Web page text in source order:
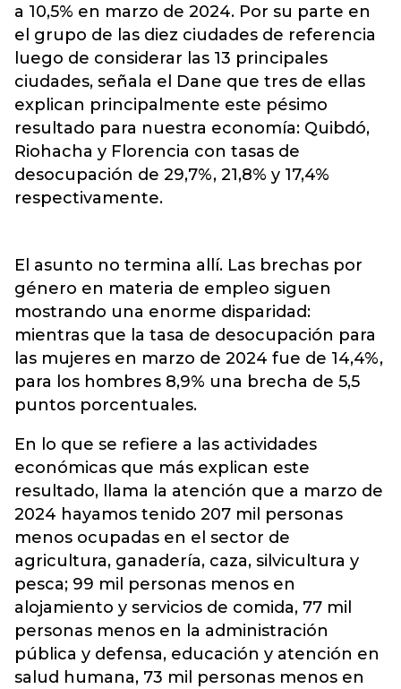
a 10,5% en marzo de 2024. Por su parte en
el grupo de las diez ciudades de referencia
luego de considerar las 13 principales
ciudades, señala el Dane que tres de ellas
explican principalmente este pésimo
resultado para nuestra economía: Quibdó,
Riohacha y Florencia con tasas de
desocupación de 29,7%, 21,8% y 17,4%
respectivamente.
El asunto no termina allí. Las brechas por
género en materia de empleo siguen
mostrando una enorme disparidad:
mientras que la tasa de desocupación para
las mujeres en marzo de 2024 fue de 14,4%,
para los hombres 8,9% una brecha de 5,5
puntos porcentuales.
En lo que se refiere a las actividades
económicas que más explican este
resultado, llama la atención que a marzo de
2024 hayamos tenido 207 mil personas
menos ocupadas en el sector de
agricultura, ganadería, caza, silvicultura y
pesca; 99 mil personas menos en
alojamiento y servicios de comida, 77 mil
personas menos en la administración
pública y defensa, educación y atención en
salud humana, 73 mil personas menos en